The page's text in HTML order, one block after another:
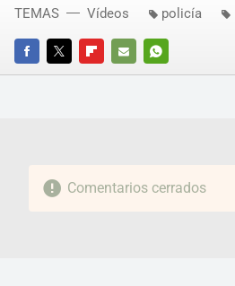
FACEBOOKTWITTERFLIPBOARD
E-
WHATSAPP
TEMAS Vídeos policía
Comentarios cerrados